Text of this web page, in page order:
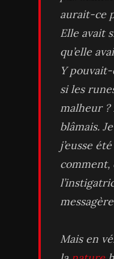
aurait-ce
Elle avait
qu’elle
Y
si les
malheur
blâmais.
j’eusse
comment,
Mais en